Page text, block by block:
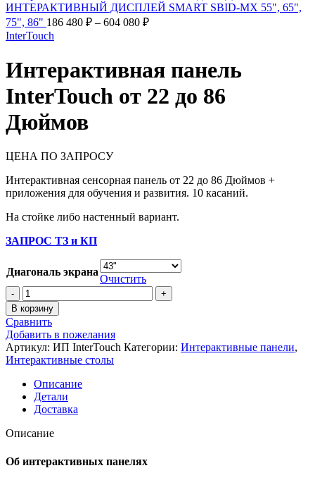
ИНТЕРАКТИВНЫЙ ДИСПЛЕЙ SMART SBID-MX 55", 65",
75", 86" 186 480 ₽ – 604 080 ₽Диапазон
–
080 ₽
InterTouch
Интерактивная панель
InterTouch от 22 до 86
Дюймов
ЦЕНА ПО ЗАПРОСУ
Интерактивная сенсорная панель от 22 до 86 Дюймов +
приложения для обучения и развития. 10 касаний.
На стойке либо настенный вариант.
ЗАПРОС ТЗ и КП
Диагональ экрана
Очистить
Количество
товара
Интерактивная
панель
InterTouch
от
22
до
86
Дюймов
В корзину
Сравнить
Добавить в пожелания
Артикул: ИП InterTouch Категории: Интерактивные панели,
Интерактивные столы
Описание
Детали
Доставка
Описание
Об интерактивных панелях